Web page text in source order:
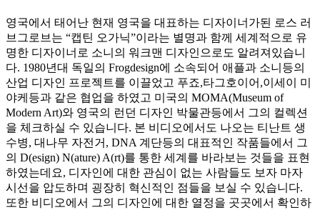
영국에서 태어난 현재 영국을 대표하는 디자이너가된 로스 러
브그로브는 “캡틴 오가닉”이라는 별명과 함께 세계적으로 유
명한 디자이너로 소니의 워크맨 디자인으로도 알려져있습니
다. 1980년대 독일의 Frogdesign에 소속되어 애플과 소니등의
산업 디자인 프로젝트를 이끌었고 푸죠,타그호이어,이세이 미
야케등과 같은 협업을 하였고 미국의 MOMA(Museum of
Modern Art)와 영국의 런던 디자인 박물관등에서 그의 컬렉션
을 체크하실 수 있습니다. 본 비디오에서도 나오는 티난트 생
수병, 대나무 자전거, DNA 계단등의 대표적인 작품들에서 그
의 D(esign) N(ature) A(rt)를 통한 세계를 바라보는 것들을 표현
하였는데요, 디자인에 대한 관심이 없는 사람들도 보자 마자
시선을 압도하며 굉장히 혁신적인 점들을 보실 수 있습니다.
또한 비디오에서 그의 디자인에 대한 열정을 곳곳에서 확인하